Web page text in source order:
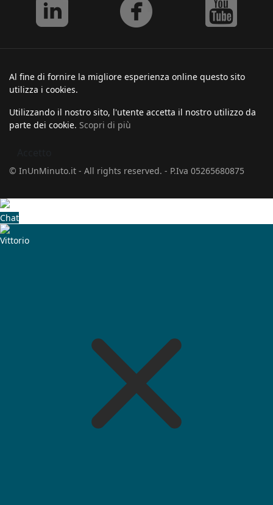
Al fine di fornire la migliore esperienza online questo sito
utilizza i cookies.
Utilizzando il nostro sito, l'utente accetta il nostro utilizzo da
parte dei cookie. Scopri di più
© InUnMinuto.it - All rights reserved. - P.Iva 05265680875
Chat
Vittorio